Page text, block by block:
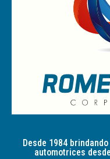
Desde 1984
automotrices